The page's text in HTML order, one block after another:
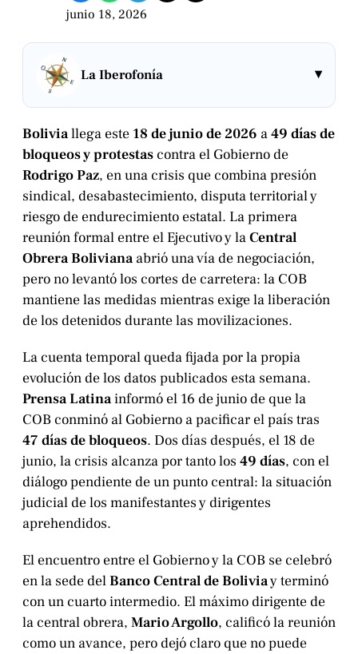
junio 18, 2026
La Iberofonía ▾
Boliviallega este 18 de junio de 2026 a49 días de
bloqueos y protestas contra el Gobierno de
Rodrigo Paz, en una crisis que combina presión
sindical, desabastecimiento, disputa territorial y
riesgo de endurecimiento estatal. La primera
reunión formal entre el Ejecutivo y laCentral
Obrera Boliviana abrió una vía de negociación,
pero no levantó los cortes de carretera: la COB
mantiene las medidas mientras exige la liberación
de los detenidos durante las movilizaciones.
La cuenta temporal queda fijada por la propia
evolución de los datos publicados esta semana.
Prensa Latinainformó el 16 de junio de que la
COB conminó al Gobierno a pacificar el país tras
47 días de bloqueos. Dos días después, el 18 de
junio, la crisis alcanza por tanto los 49 días, con el
diálogo pendiente de un punto central: la situación
judicial de los manifestantes y dirigentes
aprehendidos.
El encuentro entre el Gobierno y la COB se celebró
en la sede delBanco Central de Boliviay terminó
con un cuarto intermedio. El máximo dirigente de
la central obrera, Mario Argollo, calificó la reunión
como un avance, pero dejó claro que no puede